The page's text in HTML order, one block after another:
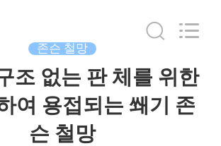
존슨 철망
조 없는 판 체를 위한
여 용접되는 쐐기 존
슨 철망